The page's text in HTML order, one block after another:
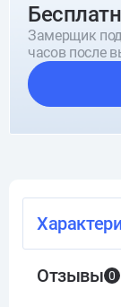
Замерщик
часов после
Отзывы 0